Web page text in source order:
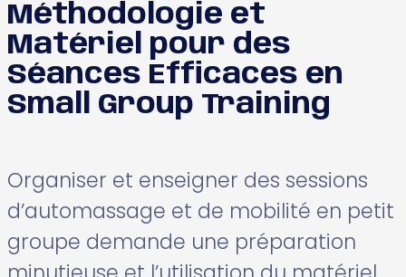
Méthodologie et
Matériel pour des
Séances Efficaces en
Small Group Training
Organiser et enseigner des sessions
d’automassage et de mobilité en petit
groupe demande une préparation